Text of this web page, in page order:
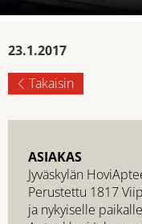
23.1.2017
Takaisin
ASIAKAS
Jyväskylän
Perustettu 1817
ja nykyiselle